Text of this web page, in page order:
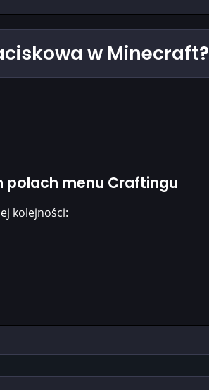
w Minecraft?
polach menu Craftingu
kolejności: